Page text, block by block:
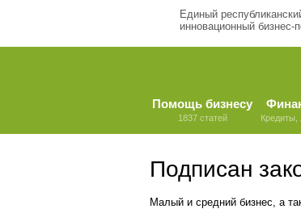
Единый
инновационный бизнес-
Помощь бизнесу
1837 статей Кредиты,
Подписан
Малый и средний бизнес, а